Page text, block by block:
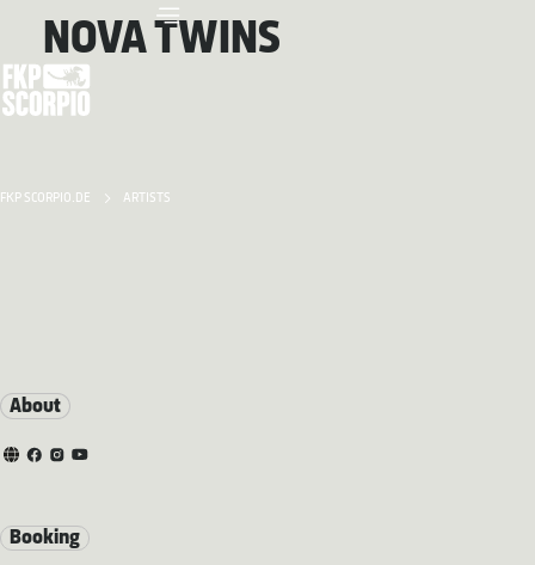
FKP SCORPIO.DE ARTISTS
NOVA TWINS
About
Booking